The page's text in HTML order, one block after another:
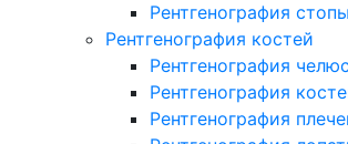
Рентгенография стопы
Рентгенография костей
Рентгенография
Рентгенография
Рентгенография